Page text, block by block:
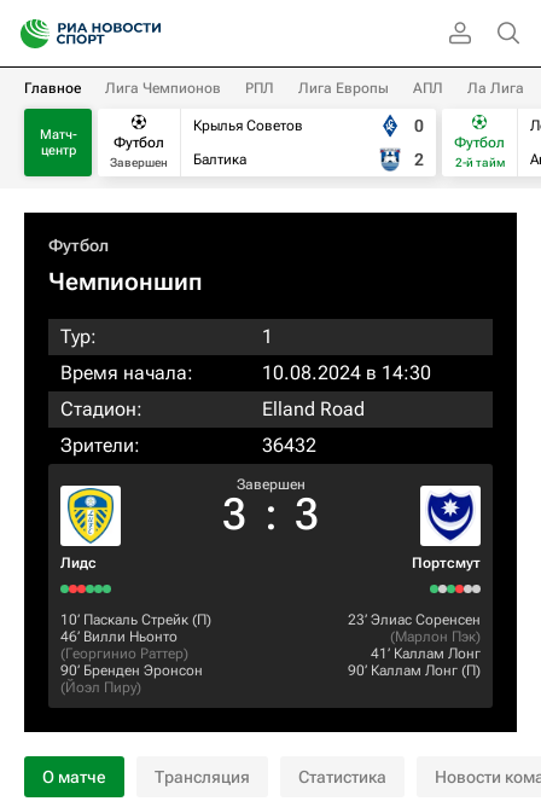
Главное Лига Чемпионов РПЛ Лига Европы АПЛ Ла Лига
Матч-
центр
Футбол
Завершен
Крылья Советов
Балтика
0
2
Футбол
2-й тайм
Футбол
Чемпионшип
Тур:
1
Время начала:
10.08.2024 в 14:30
Стадион:
Elland Road
Зрители:
36432
Лидс
Завершен
3 : 3
Пoртсмут
10‎’‎ Паскаль Стрейк (П)
46‎’‎ Вилли Ньонто
(Георгинио Раттер)
90‎’‎ Бренден Эронсон
(Йоэл Пиру)
23‎’‎ Элиас Соренсен
(Марлон Пэк)
41‎’‎ Каллам Лонг
90‎’‎ Каллам Лонг (П)
О матче Трансляция Статистика Новости